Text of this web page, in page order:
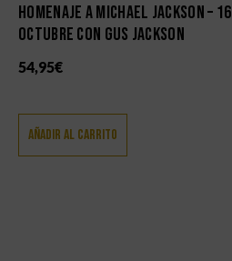
HOMENAJE A MICHAEL JACKSON – 16
OCTUBRE CON GUS JACKSON
54,95€
Añadir Al Carrito